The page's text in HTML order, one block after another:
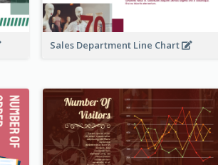
Sales Department Line Chart